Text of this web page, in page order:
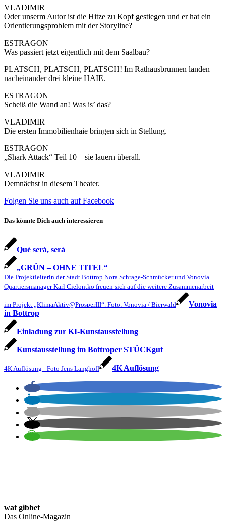
VLADIMIR
Oder unserm Autor ist die Hitze zu Kopf gestiegen und er hat ein
Orientierungsproblem mit der Storyline?
ESTRAGON
Was passiert jetzt eigentlich mit dem Saalbau?
PLATSCH, PLATSCH, PLATSCH! Im Rathausbrunnen landen
nacheinander drei kleine HAIE.
ESTRAGON
Scheiß die Wand an! Was is’ das?
VLADIMIR
Die ersten Immobilienhaie bringen sich in Stellung.
ESTRAGON
„Shark Attack“ Teil 10 – sie lauern überall.
VLADIMIR
Demnächst in diesem Theater.
Folgen Sie uns auch auf Facebook
Das könnte Dich auch interessieren
Qué será, será
„GRÜN – OHNE TITEL“
Die Projektleiterin der Stadt Bottrop Nora Schrage-Schmücker und Vonovia
Quartiersmanager Karl Cielontko freuen sich auf die weitere Zusammenarbeit
im Projekt „KlimaAktiv@ProsperIII“. Foto: Vonovia / Bierwald
Vonovia
in Bottrop
Einladung zur KI-Kunstausstellung
Kunstausstellung im Bottroper STÜCKgut
4K Auflösung - Foto Jens Langhoff 4K Auflösung
wat gibbet
Das Online-Magazin